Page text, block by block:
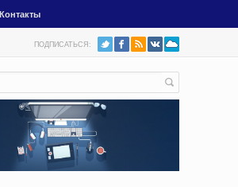
Контакты
ПОДПИСАТЬСЯ: